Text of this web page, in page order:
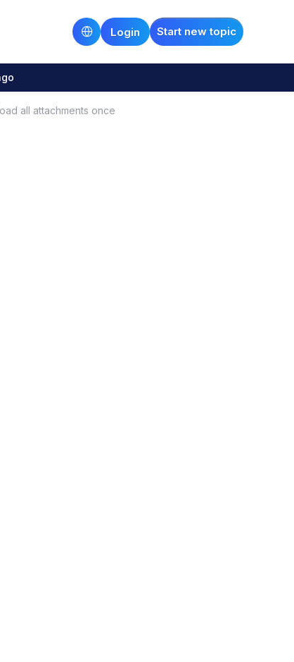
Start new topic
Login
all attachments once